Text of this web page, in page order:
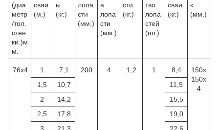
(диа
метр
/тол.
стен
ки.)м
м.
сваи
(м.)
ы
(кг.)
лопа
сти
(мм.)
а
лопа
сти
(мм.)
сти
(кг.)
тво
лопа
стей
(шт.)
сваи
(кг.)
к
(мм.)
76х4 1 7,1 200 4 1,2 1 8,4
150х
150х
4
1,5 10,7
11,9
2
14,2
15,5
2,5
17,8
19,0
3
21,3
22,6